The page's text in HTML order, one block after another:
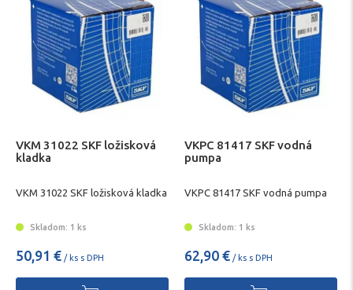
VKM 31022 SKF ložisková
kladka
VKM 31022 SKF ložisková kladka
Skladom: 1 ks
50,91 € / ks s DPH
VKPC 81417 SKF vodná
pumpa
VKPC 81417 SKF vodná pumpa
Skladom: 1 ks
62,90 € / ks s DPH